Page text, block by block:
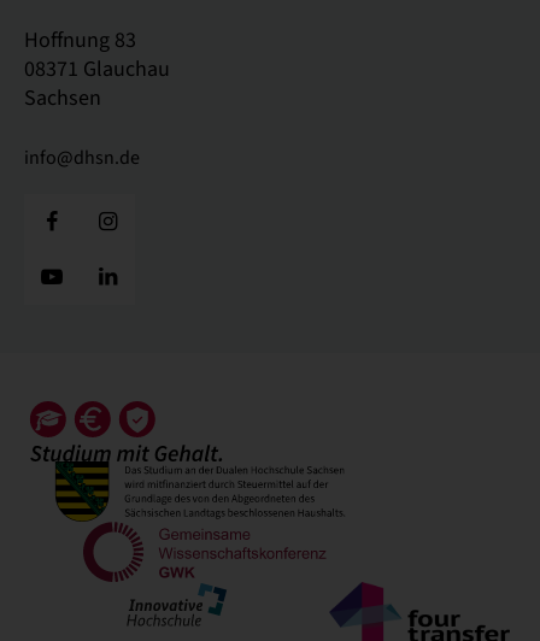
Hoffnung 83
08371 Glauchau
Sachsen
info@dhsn.de